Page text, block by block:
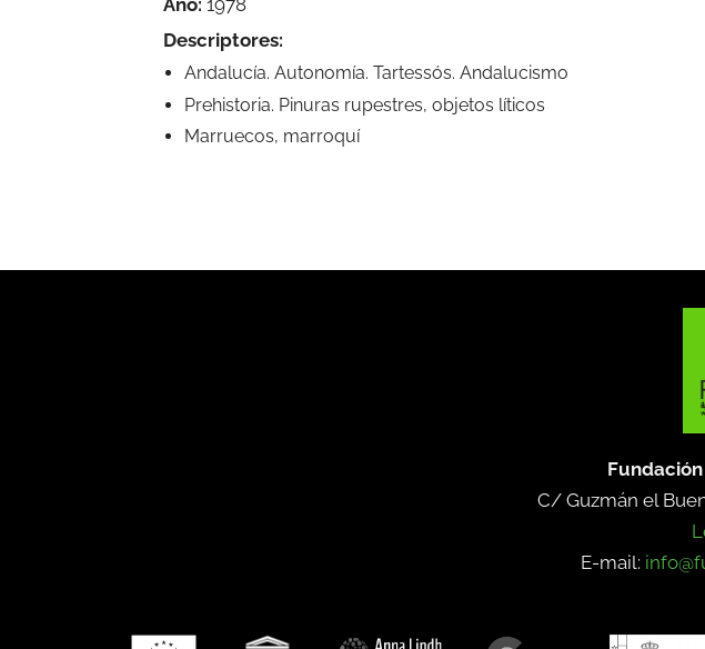
Descriptores:
Andalucía. Autonomía. Tartessós. Andalucismo
Prehistoria. Pinuras rupestres, objetos líticos
Marruecos, marroquí
C/ Guzmán el
E-mail: